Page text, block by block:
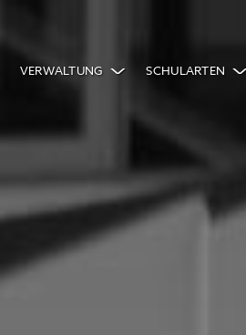
VERWALTUNG SCHULARTEN